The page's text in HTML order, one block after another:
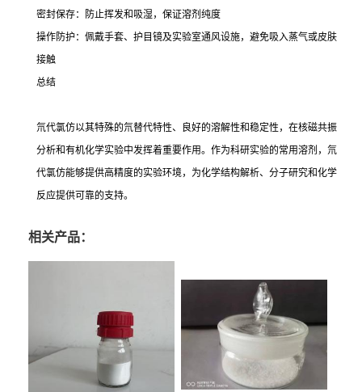
密封保存：防止挥发和吸湿，保证溶剂纯度
操作防护：佩戴手套、护目镜及实验室通风设施，避免吸入蒸气或皮肤
接触
总结
氘代氯仿以其特殊的氘替代特性、良好的溶解性和稳定性，在核磁共振
分析和有机化学实验中发挥着重要作用。作为科研实验的常用溶剂，氘
代氯仿能够提供高精度的实验环境，为化学结构解析、分子研究和化学
反应提供可靠的支持。
相关产品：